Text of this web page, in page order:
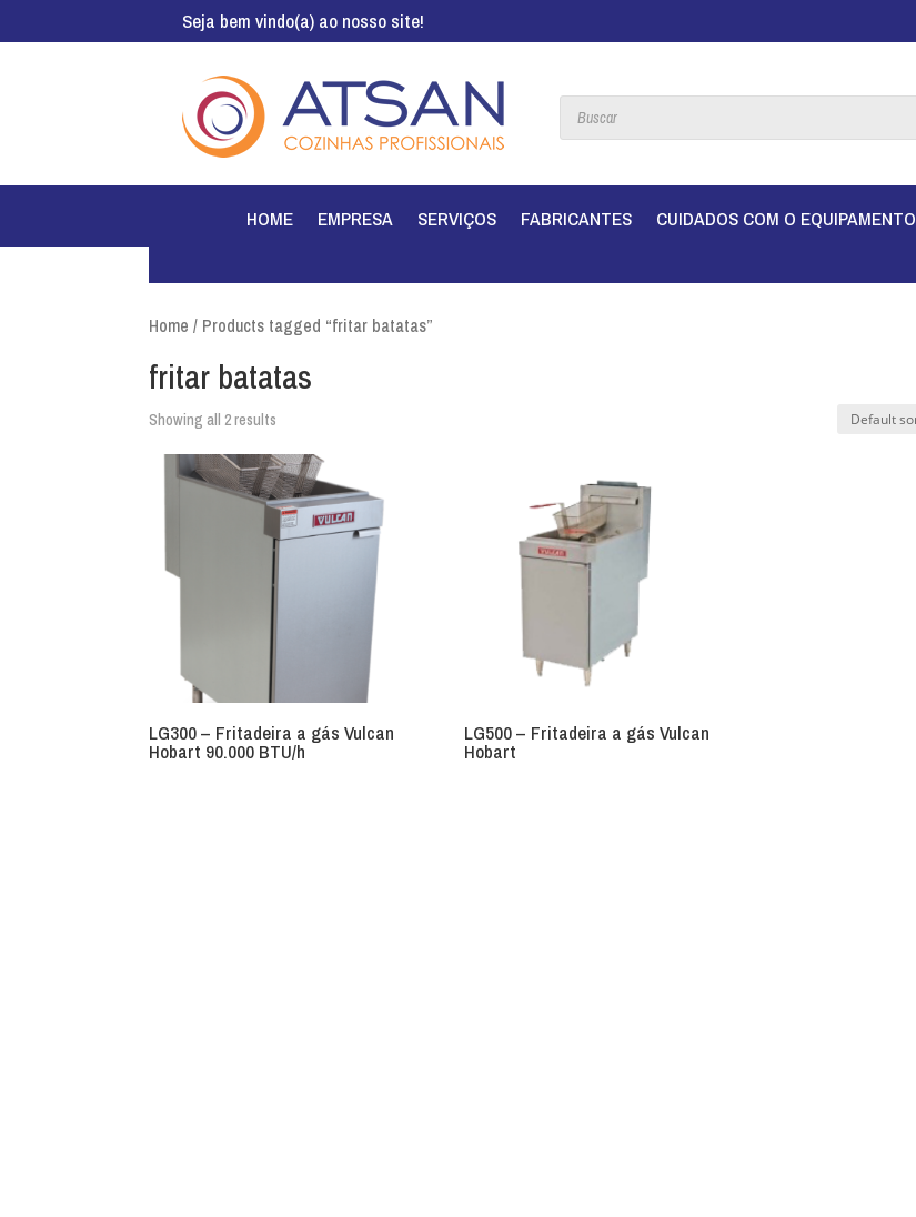
Seja bem vindo(a) ao nosso site!
Products
search
HOME EMPRESA SERVIÇOS FABRICANTES CUIDADOS COM O EQUIPAMENTO
Home / Products tagged “fritar batatas”
fritar batatas
Showing all 2 results
LG300 – Fritadeira a gás Vulcan
Hobart 90.000 BTU/h
LG500 – Fritadeira a gás Vulcan
Hobart